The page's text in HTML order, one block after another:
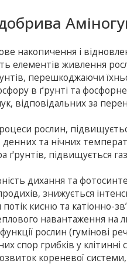
накопичення і
елементів живлення
перешкоджаючи
в ґрунті та
відповідальних за
рослин,
та нічних
ґрунтів, підвищується
дихання та
знижується
кисню та катіонно-
навантаження на
рослин (гумінові
спор грибків у
кореневої